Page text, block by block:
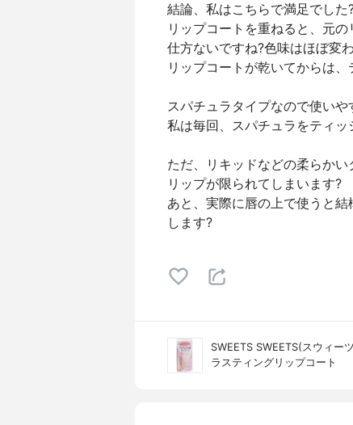
結論、私はこちらで満足でした
リップコートを重ねると、元
仕方ないですね?色味はほぼ変
リップコートが乾いてからは
スパチュラタイプなので使い
私は毎回、スパチュラをティ
ただ、リキッドなどの柔らか
リップが限られてしまいます?
あと、実際に唇の上で使うと
します?
SWEETS SWEETS(スウィー
ラスティングリップコート